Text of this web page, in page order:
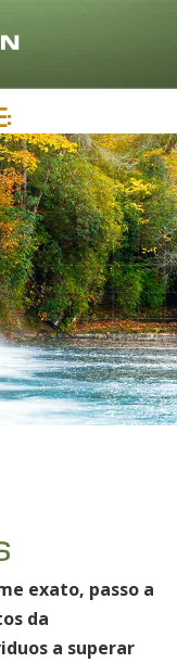
Alemão
Espanhol
Francês
Hebreu
Húngaro
Italiano
Japonês
Holandês
Noruego
Português
Russo
Croata
exato, passo a
da
a superar